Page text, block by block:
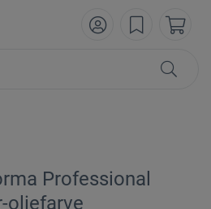
Professional
oliefarve